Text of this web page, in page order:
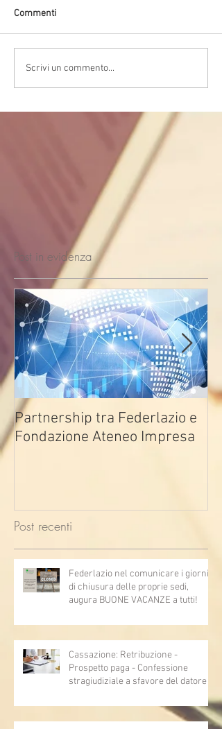
Commenti
Scrivi un commento...
Post in evidenza
Partnership tra Federlazio e
Fondazione Ateneo Impresa
Post recenti
Federlazio nel comunicare i giorni
di chiusura delle proprie sedi,
augura BUONE VACANZE a tutti!
Cassazione: Retribuzione -
Prospetto paga - Confessione
stragiudiziale a sfavore del datore di
articoli 1362, 2697, 2730, 2732, 2734
e 2735)